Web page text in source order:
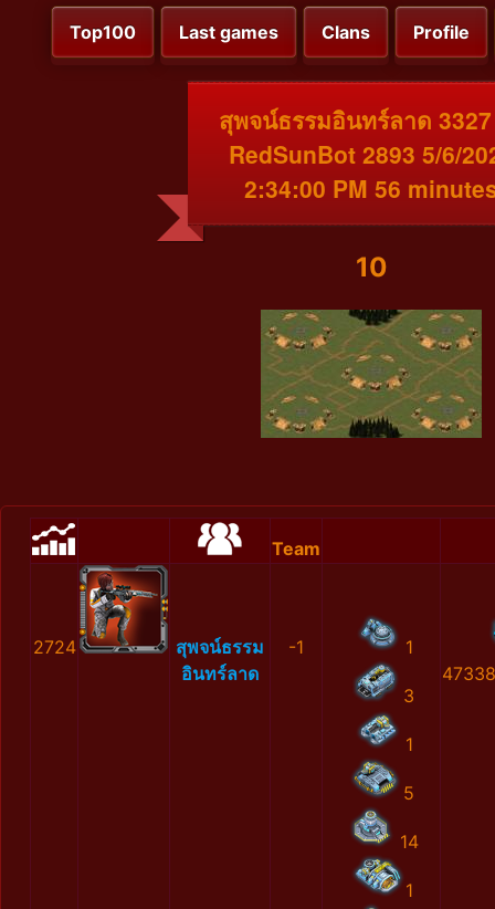
Top100 Last games Clans Profile
สุพจน์ธรรมอินทร์ลาด
RedSunBot 2893 5/6/
2:34:00 PM 56
10
Team
2724
สุพจน์ธรรม
อินทร์ลาด
-1 1
3
1
5
14
1